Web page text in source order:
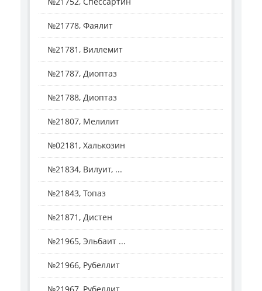
№21778, Фаялит
№21781, Виллемит
№21787, Диоптаз
№21788, Диоптаз
№21807, Мелилит
№02181, Халькозин
№21834, Вилуит, ...
№21843, Топаз
№21871, Дистен
№21965, Эльбаит ...
№21966, Рубеллит